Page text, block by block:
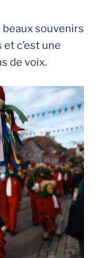
souvenirs
c’est une
de voix.